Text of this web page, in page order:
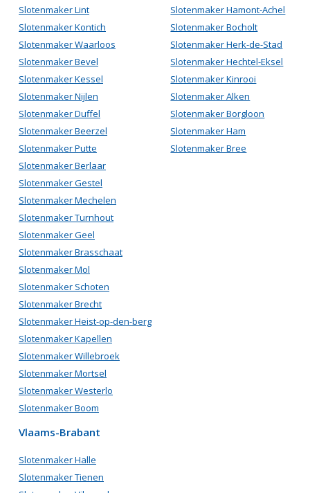
Slotenmaker Lint
Slotenmaker Kontich
Slotenmaker Waarloos
Slotenmaker Bevel
Slotenmaker Kessel
Slotenmaker Nijlen
Slotenmaker Duffel
Slotenmaker Beerzel
Slotenmaker Putte
Slotenmaker Berlaar
Slotenmaker Gestel
Slotenmaker Mechelen
Slotenmaker Turnhout
Slotenmaker Geel
Slotenmaker Brasschaat
Slotenmaker Mol
Slotenmaker Schoten
Slotenmaker Brecht
Slotenmaker Heist-op-den-berg
Slotenmaker Kapellen
Slotenmaker Willebroek
Slotenmaker Mortsel
Slotenmaker Westerlo
Slotenmaker Boom
Slotenmaker Hamont-Achel
Slotenmaker Bocholt
Slotenmaker Herk-de-Stad
Slotenmaker Hechtel-Eksel
Slotenmaker Kinrooi
Slotenmaker Alken
Slotenmaker Borgloon
Slotenmaker Ham
Slotenmaker Bree
Vlaams-Brabant
Slotenmaker Halle
Slotenmaker Tienen